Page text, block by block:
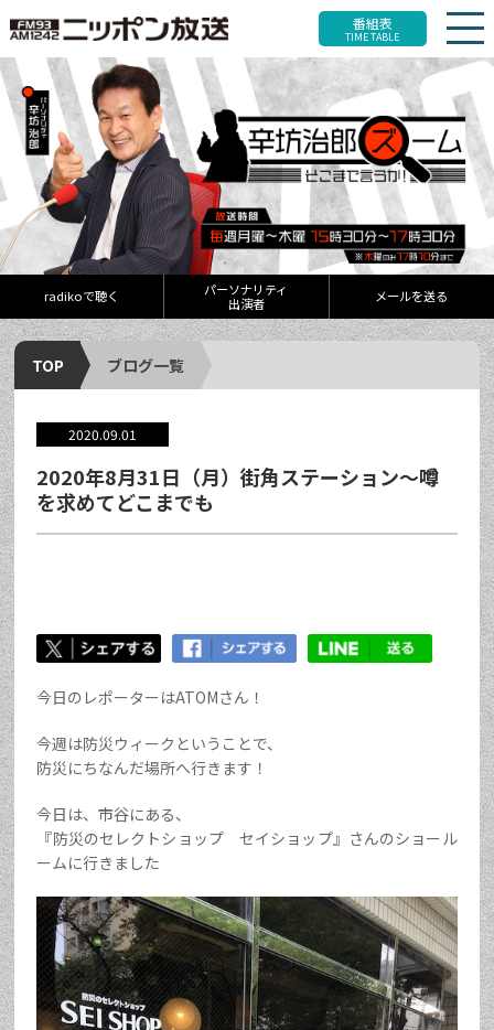
番組表
TIME TABLE
radikoで聴く
パーソナリティ
出演者
メールを送る
TOP ブログ一覧
2020.09.01
2020年8月31日（月）街角ステーション～噂
を求めてどこまでも
今日のレポーターはATOMさん！
今週は防災ウィークということで、
防災にちなんだ場所へ行きます！
今日は、市谷にある、
『防災のセレクトショップ セイショップ』さんのショール
ームに行きました